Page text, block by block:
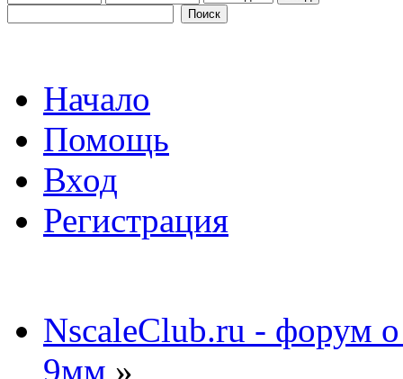
Начало
Помощь
Вход
Регистрация
NscaleClub.ru - форум
9мм »